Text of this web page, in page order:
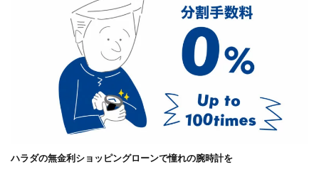
ハラダの無金利ショッピングローンで憧れの腕時計を